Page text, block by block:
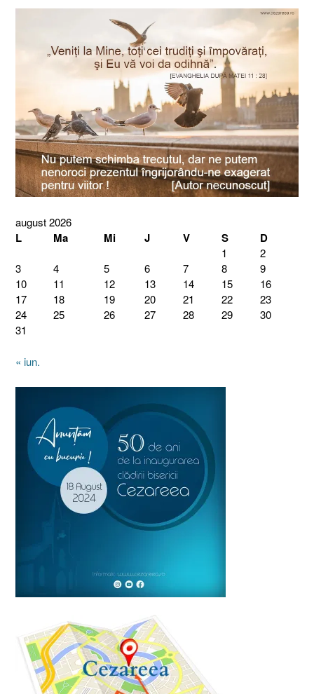
august 2026
L Ma Mi J V S D
1
2
3
4 5 6 7 8
9
10
11 12 13 14 15
16
17
18 19 20 21 22
23
24
25 26 27 28 29
30
31
« iun.